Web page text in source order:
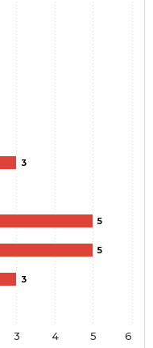
3
5
5
3
3 4 5 6